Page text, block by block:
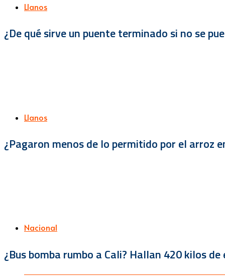
Llanos
¿De qué sirve un puente terminado si no se
Llanos
¿Pagaron menos de lo permitido por el arroz
Nacional
¿Bus bomba rumbo a Cali? Hallan 420 kilos